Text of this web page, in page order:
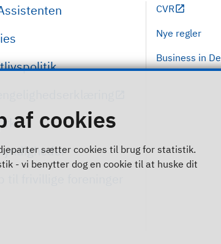
af cookies
sætter cookies til brug for statistik.
- vi benytter dog en cookie til at huske dit
CVR
Nye regler
Business in